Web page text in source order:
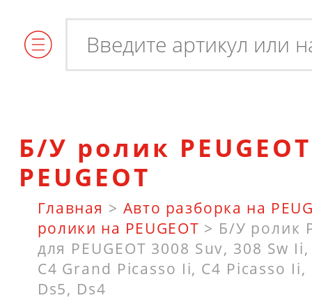
Б/У ролик
PEUGEOT
Главная > Авто разборка на
ролики на PEUGEOT > Б/У ролик
для PEUGEOT 3008 Suv, 308 Sw
C4 Grand Picasso Ii, C4 Picasso
Ds5, Ds4